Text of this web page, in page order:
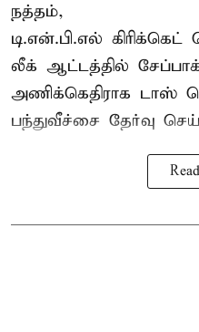
நத்தம்,
டி.என்.பி.எல்
லீக் ஆட்டத்தில்
அணிக்கெதிராக டாஸ்
பந்துவீச்சை தேர்வு